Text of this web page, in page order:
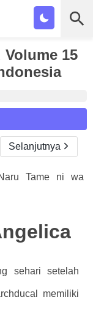
15
Roman
Selanjutnya
Tame ni wa
sehari setelah
memiliki